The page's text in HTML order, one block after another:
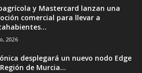
y Mastercard lanzan una
comercial para llevar a
2026
desplegará un nuevo nodo Edge
de Murcia...